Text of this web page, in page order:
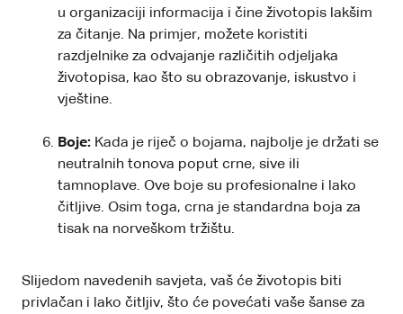
u organizaciji informacija i čine životopis lakšim
za čitanje. Na primjer, možete koristiti
razdjelnike za odvajanje različitih odjeljaka
životopisa, kao što su obrazovanje, iskustvo i
vještine.
Boje: Kada je riječ o bojama, najbolje je držati se
neutralnih tonova poput crne, sive ili
tamnoplave. Ove boje su profesionalne i lako
čitljive. Osim toga, crna je standardna boja za
tisak na norveškom tržištu.
Slijedom navedenih savjeta, vaš će životopis biti
privlačan i lako čitljiv, što će povećati vaše šanse za